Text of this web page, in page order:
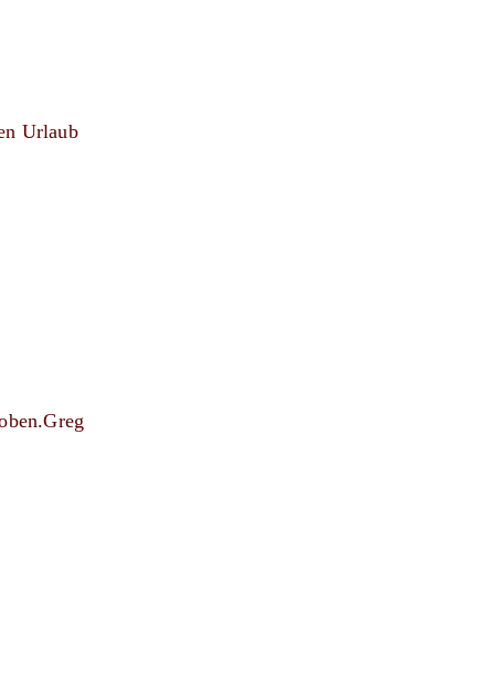
Urlaub